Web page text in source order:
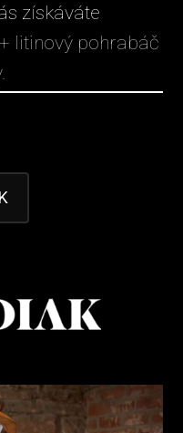
získáváte
litinový pohrabáč